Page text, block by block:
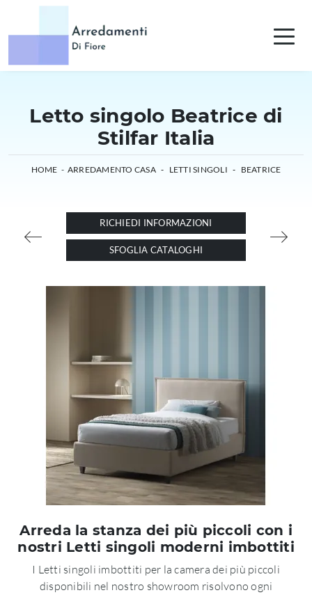
Letto singolo Beatrice di
Stilfar Italia
HOME - ARREDAMENTO CASA - LETTI SINGOLI - BEATRICE
RICHIEDI INFORMAZIONI
SFOGLIA CATALOGHI
Arreda la stanza dei più piccoli con i
nostri Letti singoli moderni imbottiti
I Letti singoli imbottiti per la camera dei più piccoli
disponibili nel nostro showroom risolvono ogni